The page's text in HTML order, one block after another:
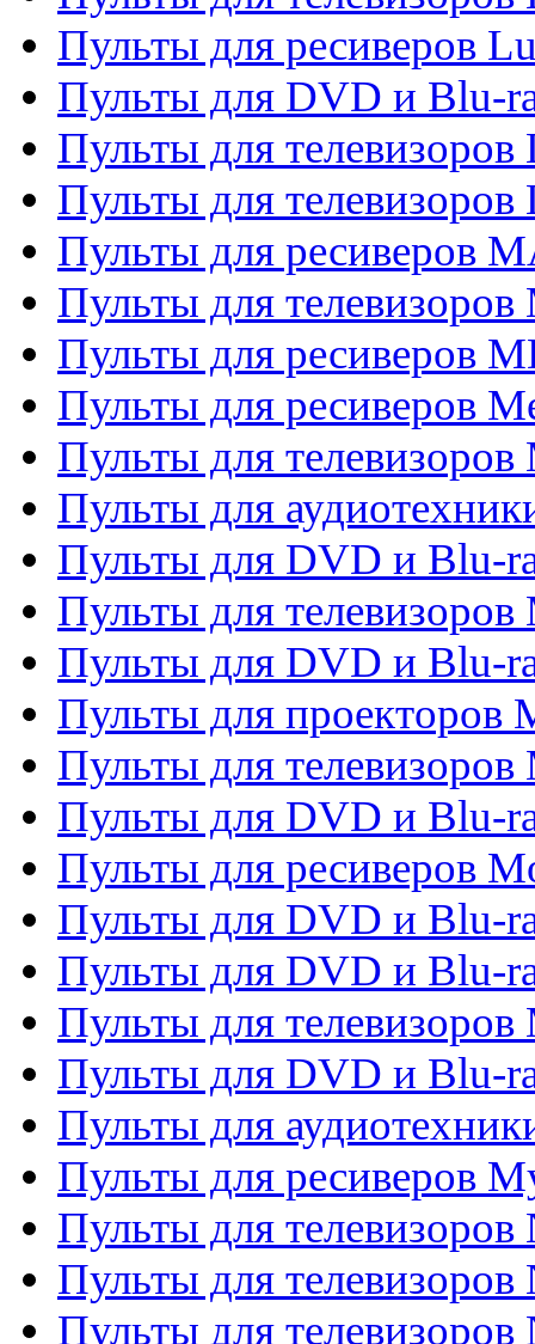
Пульты для ресиверов
Пульты для DVD и Blu-
Пульты для телевизоров
Пульты для телевизоров
Пульты для ресиверов
Пульты для телевизоров
Пульты для ресиверов
Пульты для ресиверов
Пульты для телевизоров
Пульты для
Пульты для DVD и Blu-
Пульты для
Пульты для DVD и Blu-
Пульты для проекторов
Пульты для
Пульты для DVD и Blu-
Пульты для ресиверов
Пульты для DVD и Blu-
Пульты для DVD и Blu-
Пульты для телевизоров
Пульты для DVD и Blu-
Пульты для
Пульты для ресиверов
Пульты для телевизоров
Пульты для телевизоров
Пульты для телевизоров